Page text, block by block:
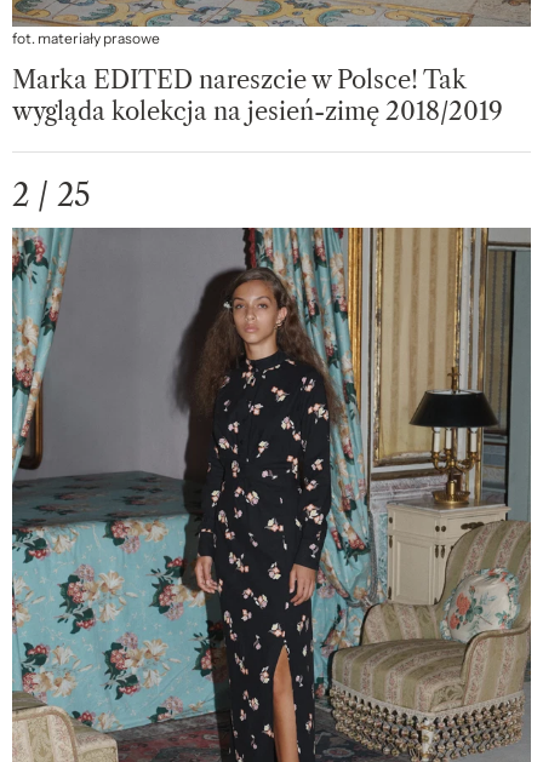
fot. materiały prasowe
Marka EDITED nareszcie w Polsce! Tak
wygląda kolekcja na jesień-zimę 2018/2019
2 / 25